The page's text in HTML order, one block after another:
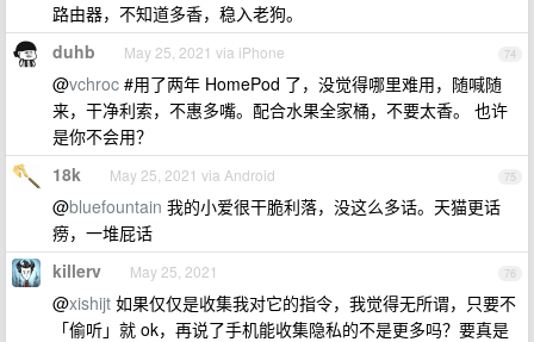
路由器，不知道多香，稳入老狗。
74
duhb May 25, 2021 via iPhone
@vchroc #用了两年 HomePod 了，没觉得哪里难用，随喊随
来，干净利索，不惠多嘴。配合水果全家桶，不要太香。 也许
是你不会用？
75
18k May 25, 2021 via Android
@bluefountain 我的小爱很干脆利落，没这么多话。天猫更话
痨，一堆屁话
76
killerv May 25, 2021
@xishijt 如果仅仅是收集我对它的指令，我觉得无所谓，只要不
「偷听」就 ok，再说了手机能收集隐私的不是更多吗？要真是